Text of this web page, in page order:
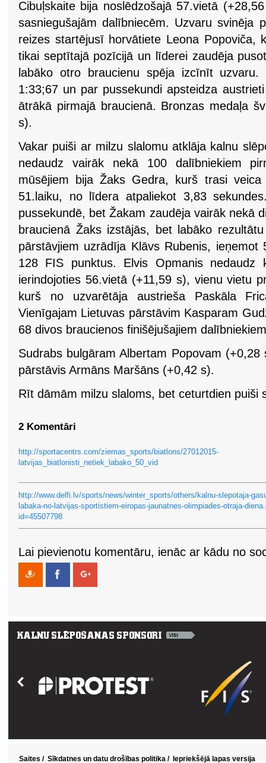
Cibuļskaite bija noslēdzošajā 57.vietā
sasniegušajām dalībniecēm. Uzvaru svinēja
reizes startējusī horvātiete Leona Popoviča,
tikai septītajā pozīcijā un līderei zaudēja
labāko otro braucienu spēja izcīnīt
1:33;67 un par pussekundi apsteidza
ātrākā pirmajā braucienā. Bronzas medaļa
s).
Vakar puiši ar milzu slalomu atklāja kalnu
nedaudz vairāk nekā 100 dalībniekiem
mūsējiem bija Žaks Gedra, kurš trasi
51.laiku, no līdera atpaliekot 3,83
pussekundē, bet Žakam zaudēja vairāk nekā
braucienā Žaks izstājās, bet labāko
pārstāvjiem uzrādīja Klāvs Rubenis, ieņemot
128 FIS punktus. Elvis Opmanis nedaudz
ierindojoties 56.vietā (+11,59 s), vienu vietu
kurš no uzvarētāja austrieša Paskāla
Vienīgajam Lietuvas pārstāvim Kasparam
68 divos braucienos finišējušajiem
Sudrabs bulgāram Albertam Popovam
pārstāvis Armāns Maršāns (+0,42 s).
Rīt dāmām milzu slaloms, bet ceturtdien puiši
2 Komentāri
http://sportacentrs.com/ziemas_sports/biatlons/27012015-
latvijas_biatlonisti_netiek_labako_50_vid
http://www.delfi.lv/sports/news/winter_sports/others/kalnu-slepotaja-
labaka-no-latvijas-sportistiem-eiropas-jaunatnes-olimpiades-otraja-
id=45507798
Lai pievienotu komentāru, ienāc ar kādu no
Saites / Sīkdatnes un datu drošības politika / Iepriekšējā lapas versija